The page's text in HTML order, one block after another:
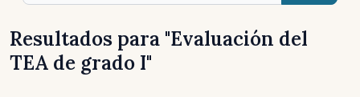
Buscar
Resultados para "Evaluación del
TEA de grado I"